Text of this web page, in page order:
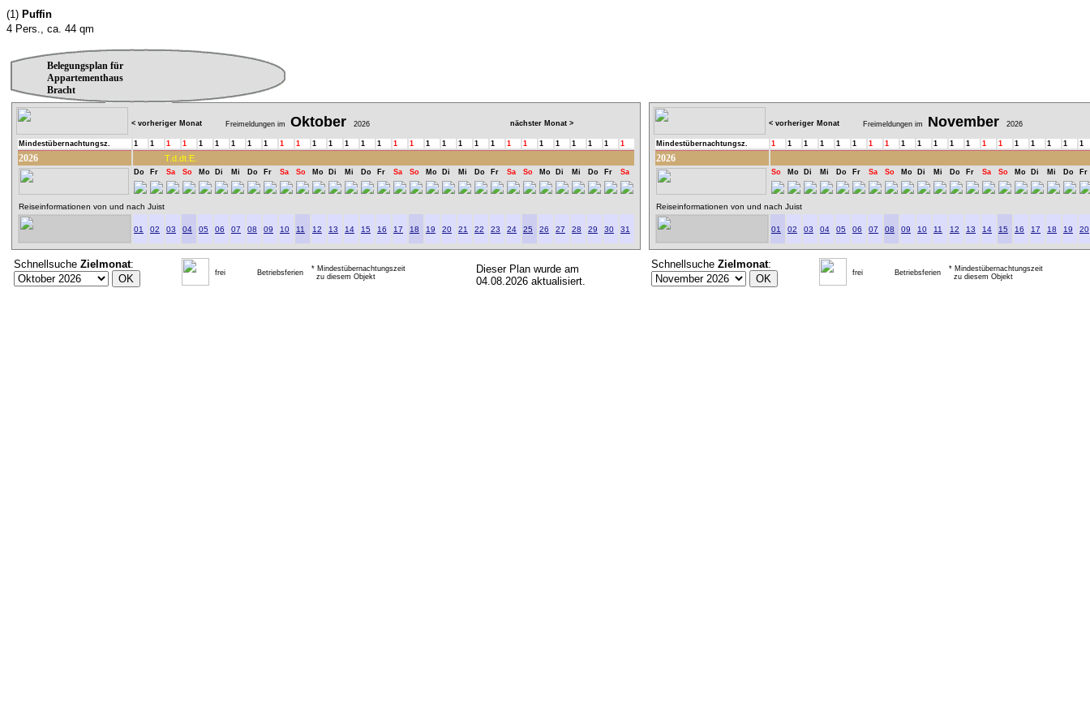
(1) Puffin
4 Pers., ca. 44 qm
Belegungsplan für
Appartementhaus
Bracht
< vorheriger Monat Freimeldungen im Oktober 2026 nächster Monat >
Mindestübernachtungsz. 1 1 1 1 1 1 1 1 1 1 1 1 1 1 1 1 1 1 1 1 1 1 1 1 1 1 1 1 1 1 1
2026 T.d.dt.E.
Do Fr Sa So Mo Di Mi Do Fr Sa So Mo Di Mi Do Fr Sa So Mo Di Mi Do Fr Sa So Mo Di Mi Do Fr Sa
Reiseinformationen von und nach Juist
01 02 03 04 05 06 07 08 09 10 11 12 13 14 15 16 17 18 19 20 21 22 23 24 25 26 27 28 29 30 31
Schnellsuche Zielmonat:
frei Betriebsferien
* Mindestübernachtungszeit
zu diesem Objekt
Dieser Plan wurde am
04.08.2026 aktualisiert.
< vorheriger Monat Freimeldungen im November 2026
Mindestübernachtungsz. 1 1 1 1 1 1 1 1 1 1 1 1 1 1 1 1 1 1 1 1
2026
So Mo Di Mi Do Fr Sa So Mo Di Mi Do Fr Sa So Mo Di Mi Do Fr
Reiseinformationen von und nach Juist
01 02 03 04 05 06 07 08 09 10 11 12 13 14 15 16 17 18 19 20
Schnellsuche Zielmonat:
frei Betriebsferien
* Mindestübernachtungszeit
zu diesem Objekt